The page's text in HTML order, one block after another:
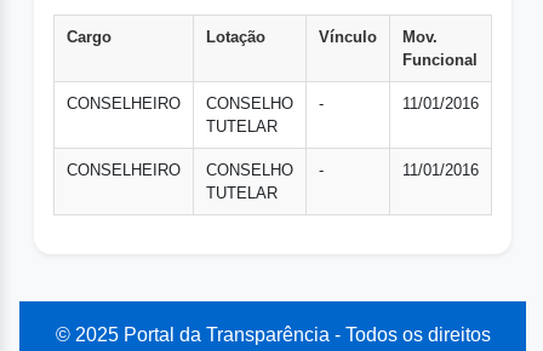
Cargo Lotação Vínculo
Mov.
Funcional
CONSELHEIRO
CONSELHO
TUTELAR
- 11/01/2016
CONSELHEIRO
CONSELHO
TUTELAR
- 11/01/2016
© 2025 Portal da Transparência - Todos os direitos